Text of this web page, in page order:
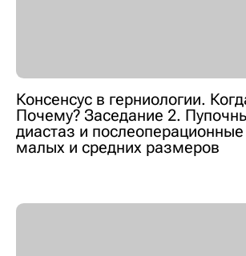
Консенсус в герниологии.
Почему? Заседание 2.
диастаз и
малых и средних размеров